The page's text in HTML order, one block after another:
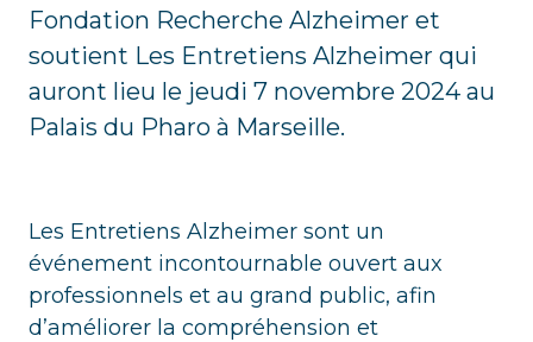
Fondation Recherche Alzheimer et
soutient Les Entretiens Alzheimer qui
auront lieu le jeudi 7 novembre 2024 au
Palais du Pharo à Marseille.
Les Entretiens Alzheimer sont un
événement incontournable ouvert aux
professionnels et au grand public, afin
d’améliorer la compréhension et